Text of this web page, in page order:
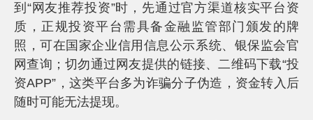
到“网友推荐投资”时，先通过官方渠道核实平台资
质，正规投资平台需具备金融监管部门颁发的牌
照，可在国家企业信用信息公示系统、银保监会官
网查询；切勿通过网友提供的链接、二维码下载“投
资APP”，这类平台多为诈骗分子伪造，资金转入后
随时可能无法提现。